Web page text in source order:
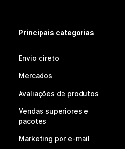
Principais categorias
Envio direto
Mercados
Avaliações de produtos
Vendas superiores e
pacotes
Marketing por e-mail